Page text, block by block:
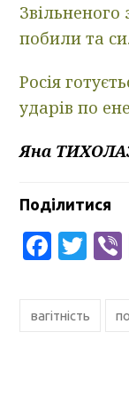
Звільненого
побили та
Росія
ударів по
Яна
Поділитися
вагітність